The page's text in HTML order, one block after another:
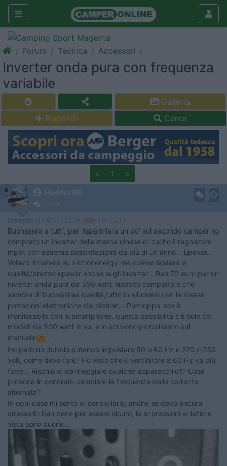
Forum Tecnica Accessori
Inverter onda pura con frequenza
variabile
Galleria
Rispondi
Cerca
< 1 >
8 Hunter85
11024
Inserito il 14/07/2019 alle: 19:32:13
Buonasera a tutti, per risparmiare un po' sul secondo camper ho
comprato un inverter della marca cinese di cui ho il regolatore
mppt con estrema soddisfazione da più di un anno. . Epever...
Volevo rimanere su victronenergy ma volevo tastare la
qualità/prezzo epever anche sugli inverter... Beh 70 euro per un
inverter onda pura da 350 watt mooolto compatto e che
sembra di buonissima qualità,tutto in alluminio con le stesse
protezioni elettroniche del victron... Purtroppo non é
monitorabile con lo smartphone, questa possibilità c'è solo coi
modelli da 500 watt in su, e lo scrivono piccolissimo sul
manuale
Ho però un dubbio:potendo impostare 50 o 60 Hz e 220 o 230
volt, come devo fare? Ho visto che il ventilatore a 60 Hz va più
forte... Rischio di danneggiare qualche apparecchio?? Cosa
provoca in concreto cambiare la frequenza della corrente
alternata?
In ogni caso mi sento di consigliarlo, anche se devo ancora
stressarlo ben bene per essere sicuro, le impressioni al tatto e
vista sono buone...